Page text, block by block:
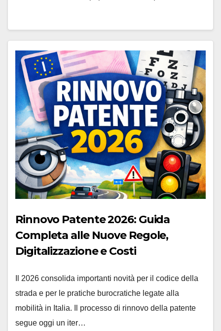
Rinnovo Patente 2026: Guida
Completa alle Nuove Regole,
Digitalizzazione e Costi
Il 2026 consolida importanti novità per il codice della
strada e per le pratiche burocratiche legate alla
mobilità in Italia. Il processo di rinnovo della patente
segue oggi un iter…